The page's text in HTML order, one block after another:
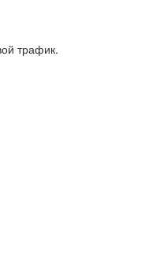
трафик.